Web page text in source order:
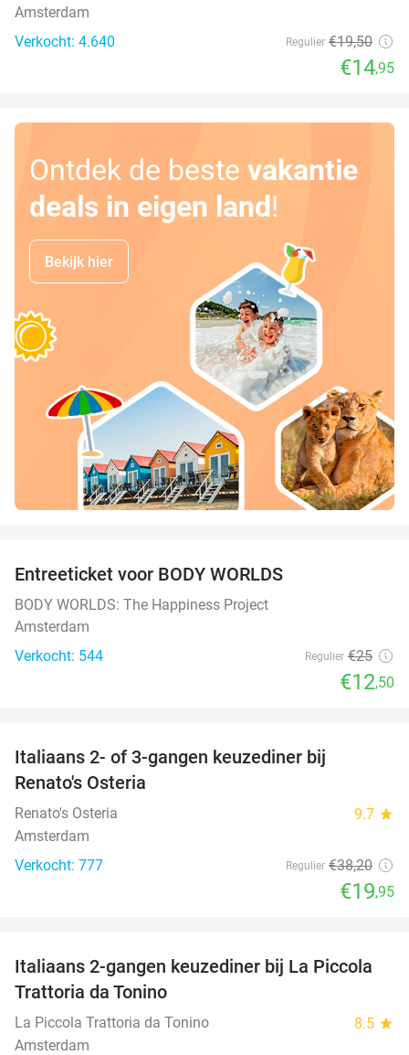
Amsterdam
Verkocht: 4.640
Regulier €19,50
€14,95
Ontdek de beste vakantie
deals in eigen land!
Bekijk hier
Entreeticket voor BODY WORLDS
BODY WORLDS: The Happiness Project
Amsterdam
Verkocht: 544
Regulier €25
€12,50
Italiaans 2- of 3-gangen keuzediner bij
Renato's Osteria
Renato's Osteria 9.7 star
Amsterdam
Verkocht: 777
Regulier €38,20
€19,95
35%
Italiaans 2-gangen keuzediner bij La Piccola
Trattoria da Tonino
La Piccola Trattoria da Tonino 8.5 star
Amsterdam